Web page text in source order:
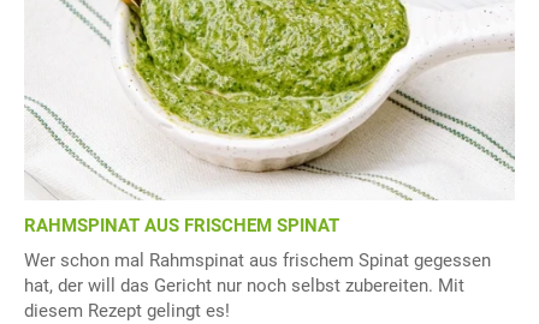
RAHMSPINAT AUS FRISCHEM SPINAT
Wer schon mal Rahmspinat aus frischem Spinat gegessen
hat, der will das Gericht nur noch selbst zubereiten. Mit
diesem Rezept gelingt es!